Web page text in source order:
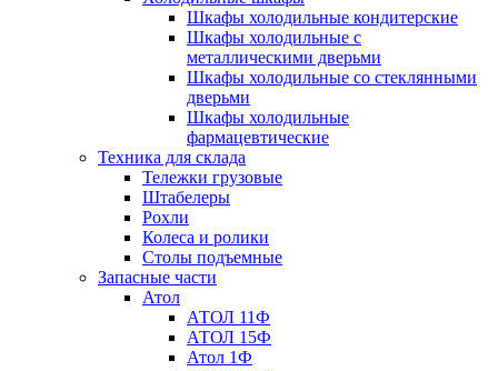
Шкафы холодильные кондитерские
Шкафы холодильные с
металлическими дверьми
Шкафы холодильные со стеклянными
дверьми
Шкафы холодильные
фармацевтические
Техника для склада
Тележки грузовые
Штабелеры
Рохли
Колеса и ролики
Столы подъемные
Запасные части
Атол
АТОЛ 11Ф
АТОЛ 15Ф
Атол 1Ф